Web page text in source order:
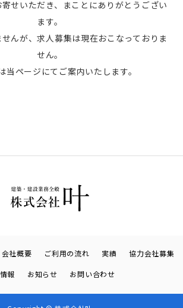
せいただき、まことにありがとうござい
ます。
んが、求人募集は現在おこなっておりま
せん。
当ページにてご案内いたします。
会社概要 ご利用の流れ 実績 協力会社募集
報 お知らせ お問い合わせ